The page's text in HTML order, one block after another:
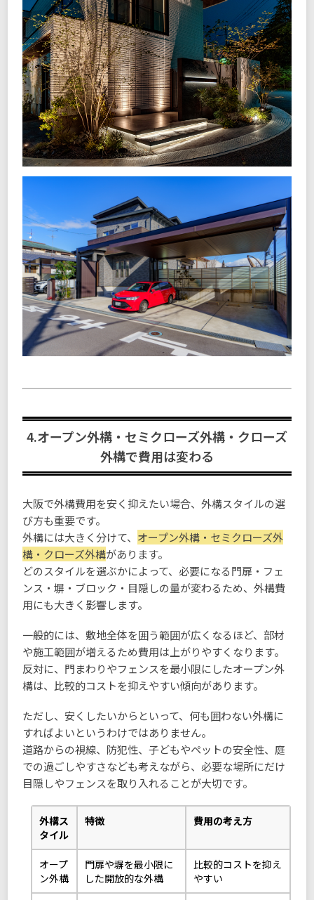
4.オープン外構・セミクローズ外構・クローズ
外構で費用は変わる
大阪で外構費用を安く抑えたい場合、外構スタイルの選
び方も重要です。
外構には大きく分けて、 オープン外構・セミクローズ外
構・クローズ外構があります。
どのスタイルを選ぶかによって、必要になる門扉・フェ
ンス・塀・ブロック・目隠しの量が変わるため、外構費
用にも大きく影響します。
一般的には、敷地全体を囲う範囲が広くなるほど、部材
や施工範囲が増えるため費用は上がりやすくなります。
反対に、門まわりやフェンスを最小限にしたオープン外
構は、比較的コストを抑えやすい傾向があります。
ただし、安くしたいからといって、何も囲わない外構に
すればよいというわけではありません。
道路からの視線、防犯性、子どもやペットの安全性、庭
での過ごしやすさなども考えながら、必要な場所にだけ
目隠しやフェンスを取り入れることが大切です。
外構ス
タイル
特徴 費用の考え方
オープ
ン外構
門扉や塀を最小限に
した開放的な外構
比較的コストを抑え
やすい